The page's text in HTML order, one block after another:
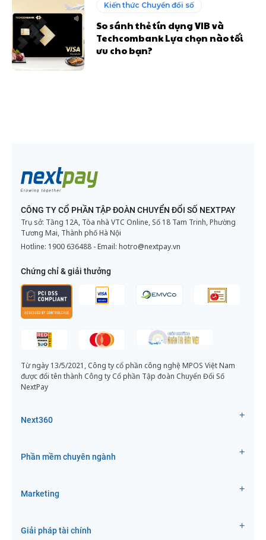
Kiến thức Chuyển đổi số
So sánh thẻ tín dụng VIB và
Techcombank Lựa chọn nào tối
ưu cho bạn?
CÔNG TY CỔ PHẦN TẬP ĐOÀN CHUYỂN ĐỔI SỐ NEXTPAY
Trụ sở: Tầng 12A, Tòa nhà VTC Online, Số 18 Tam Trinh, Phường
Tương Mai, Thành phố Hà Nội
Hotline: 1900 636488 - Email: hotro@nextpay.vn
Chứng chỉ & giải thưởng
Từ ngày 13/5/2021, Công ty cổ phần công nghệ MPOS Việt Nam
được đổi tên thành Công ty Cổ phần Tập đoàn Chuyển Đổi Số
NextPay
Next360
Phần mềm chuyên ngành
Marketing
Giải pháp tài chính